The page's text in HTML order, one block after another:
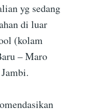
yg sedang
di luar
(kolam
– Maro